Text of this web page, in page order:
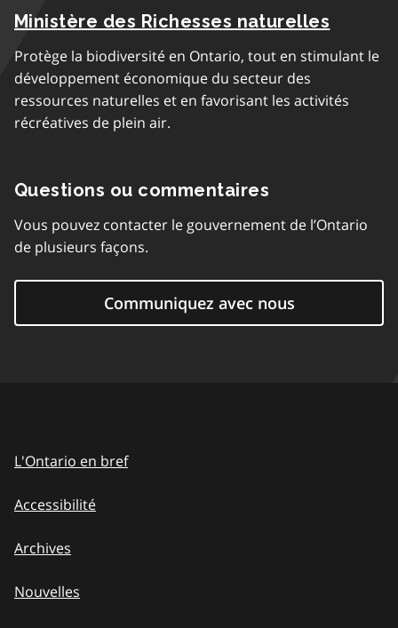
Ministère des Richesses naturelles
Protège la biodiversité en Ontario, tout en stimulant le
développement économique du secteur des
ressources naturelles et en favorisant les activités
récréatives de plein air.
Questions ou commentaires
Vous pouvez contacter le gouvernement de l’Ontario
de plusieurs façons.
Communiquez avec nous
L'Ontario en bref
Accessibilité
Archives
Nouvelles